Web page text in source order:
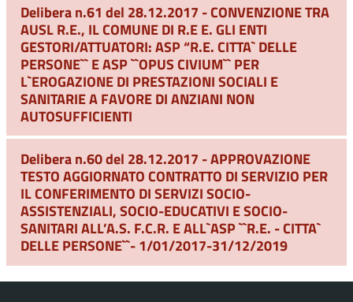
Delibera n.61 del 28.12.2017 - CONVENZIONE TRA
AUSL R.E., IL COMUNE DI R.E E. GLI ENTI
GESTORI/ATTUATORI: ASP “R.E. CITTA` DELLE
PERSONE`` E ASP ``OPUS CIVIUM`` PER
L`EROGAZIONE DI PRESTAZIONI SOCIALI E
SANITARIE A FAVORE DI ANZIANI NON
AUTOSUFFICIENTI
Delibera n.60 del 28.12.2017 - APPROVAZIONE
TESTO AGGIORNATO CONTRATTO DI SERVIZIO PER
IL CONFERIMENTO DI SERVIZI SOCIO-
ASSISTENZIALI, SOCIO-EDUCATIVI E SOCIO-
SANITARI ALL’A.S. F.C.R. E ALL`ASP ``R.E. - CITTA`
DELLE PERSONE``- 1/01/2017-31/12/2019